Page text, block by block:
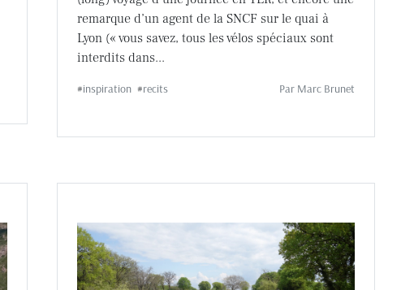
remarque d’un agent de la SNCF sur le quai à
Lyon (« vous savez, tous les vélos spéciaux sont
interdits dans...
#inspiration #recits Par Marc Brunet